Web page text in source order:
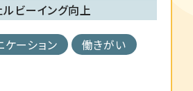
ルビーイング向上
ーション
働きがい